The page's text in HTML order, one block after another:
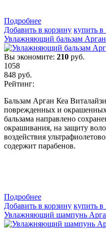
Подробнеe
Добавить в корзину купить в
Увлажняющий бальзам
Вы экономите: 210 руб.
1058
848 руб.
Рейтинг:
Бальзам Арган Кеа
поврежденных и
бальзама направлено
окрашивания, на защиту
воздействия
содержит парабенов.
Подробнеe
Добавить в корзину купить в
Увлажняющий шампунь